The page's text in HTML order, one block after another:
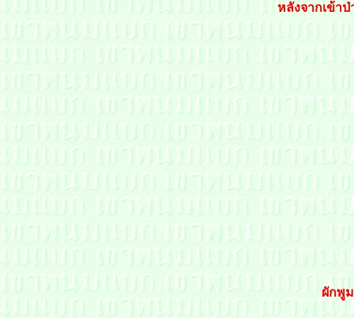
หลังจากเข้า
ผักพู